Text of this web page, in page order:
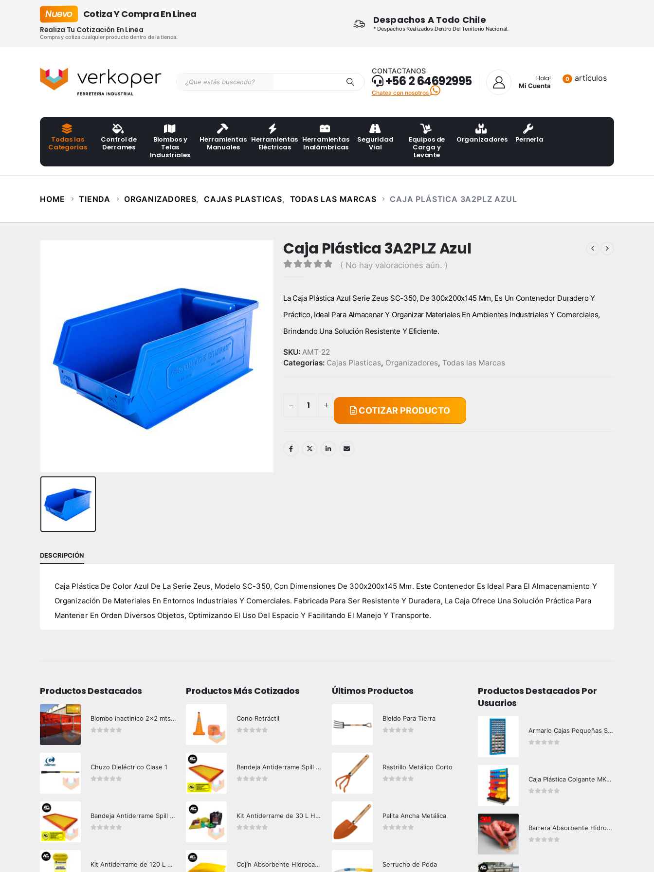
Despachos A Todo Chile
* Despachos Realizados Dentro Del Territorio Nacional.
Nuevo Cotiza Y Compra En Linea
Realiza Tu Cotización En Linea
Compra y cotiza cualquier producto dentro de la tienda.
CONTACTANOS
+56 2 64692995
Chatea con nosotros
Hola!
Mi Cuenta
0 artículos
Todas las
Categorías
Control de
Derrames
Biombos y
Telas
Industriales
Herramientas
Manuales
Herramientas
Eléctricas
Herramientas
Inalámbricas
Seguridad
Vial
Equipos de
Carga y
Levante
Organizadores Pernería
HOME TIENDA ORGANIZADORES, CAJAS PLASTICAS, TODAS LAS MARCAS CAJA PLÁSTICA 3A2PLZ AZUL
Caja Plástica 3A2PLZ Azul
( No hay valoraciones aún. )
La Caja Plástica Azul Serie Zeus SC-350, De 300x200x145 Mm, Es Un Contenedor Duradero Y
Práctico, Ideal Para Almacenar Y Organizar Materiales En Ambientes Industriales Y Comerciales,
Brindando Una Solución Resistente Y Eficiente.
SKU: AMT-22
Categorías: Cajas Plasticas, Organizadores, Todas las Marcas
COTIZAR PRODUCTO
DESCRIPCIÓN
Caja Plástica De Color Azul De La Serie Zeus, Modelo SC-350, Con Dimensiones De 300x200x145 Mm. Este Contenedor Es Ideal Para El Almacenamiento Y
Organización De Materiales En Entornos Industriales Y Comerciales. Fabricada Para Ser Resistente Y Duradera, La Caja Ofrece Una Solución Práctica Para
Mantener En Orden Diversos Objetos, Optimizando El Uso Del Espacio Y Facilitando El Manejo Y Transporte.
Productos Destacados
Biombo inactinico 2x2 mts Hazard Control
Chuzo Dieléctrico Clase 1
Bandeja Antiderrame Spill Barrier 346 litros Certificada
Kit Antiderrame de 120 L Hazard Control (Hidrocarburos - Biodegradable)
Productos Más Cotizados
Cono Retráctil
Bandeja Antiderrame Spill Barrier 117 lts Certificada
Kit Antiderrame de 30 L Hazard Control (Hidrocarburos - Biodegradable)
Cojín Absorbente Hidrocarburos Hazard Control
Últimos Productos
Bieldo Para Tierra
Rastrillo Metálico Corto
Palita Ancha Metálica
Serrucho de Poda
Productos Destacados Por
Usuarios
Armario Cajas Pequeñas Sin Puertas
Caja Plástica Colgante MKN-G240
Barrera Absorbente Hidrocarburos T-270 3M